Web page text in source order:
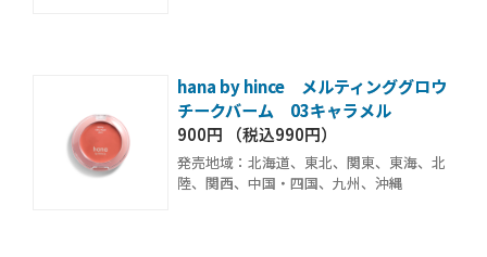
hana by hince メルティンググロウ
チークバーム 03キャラメル
900円 （税込990円）
発売地域：北海道、東北、関東、東海、北
陸、関西、中国・四国、九州、沖縄